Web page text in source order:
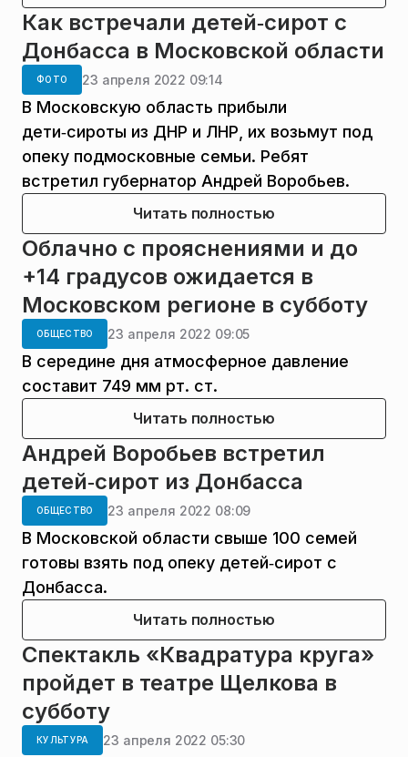
Как встречали детей‑сирот с
Донбасса в Московской области
ФОТО 23 апреля 2022 09:14
В Московскую область прибыли
дети‑сироты из ДНР и ЛНР, их возьмут под
опеку подмосковные семьи. Ребят
встретил губернатор Андрей Воробьев.
Читать полностью
Облачно с прояснениями и до
+14 градусов ожидается в
Московском регионе в субботу
ОБЩЕСТВО 23 апреля 2022 09:05
В середине дня атмосферное давление
составит 749 мм рт. ст.
Читать полностью
Андрей Воробьев встретил
детей‑сирот из Донбасса
ОБЩЕСТВО 23 апреля 2022 08:09
В Московской области свыше 100 семей
готовы взять под опеку детей‑сирот с
Донбасса.
Читать полностью
Спектакль «Квадратура круга»
пройдет в театре Щелкова в
субботу
КУЛЬТУРА 23 апреля 2022 05:30